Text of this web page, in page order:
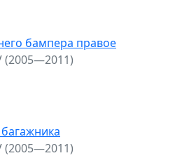
бампера правое
(2005—2011)
(2005—2011)